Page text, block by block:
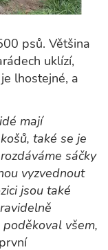
psů. Většina
uklízí,
lhostejné, a
mají
také se je
sáčky
vyzvednout
jsou také
všem,